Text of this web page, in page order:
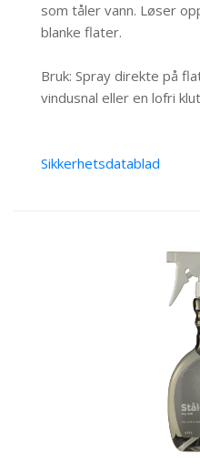
som tåler vann. Løser
blanke flater.
Bruk: Spray direkte på
vindusnal eller en lofri
Sikkerhetsdatablad